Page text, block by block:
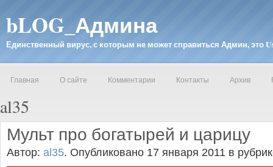
bLOG_Админа
Единственный вирус, с которым не может справиться Админ, это
Главная О сайте Комментарии Контакты Архив
al35
Мульт про богатырей и царицу
Автор: al35. Опубликовано 17 января 2011 в